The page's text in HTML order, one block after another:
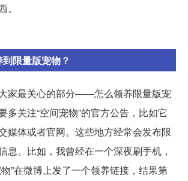
限量版宠物？
家最关心的部分——怎么领养限量版宠
多关注“空间宠物”的官方公告，比如它
媒体或者官网。这些地方经常会发布限
息。比如，我曾经在一个深夜刷手机，
”在微博上发了一个领养链接，结果第